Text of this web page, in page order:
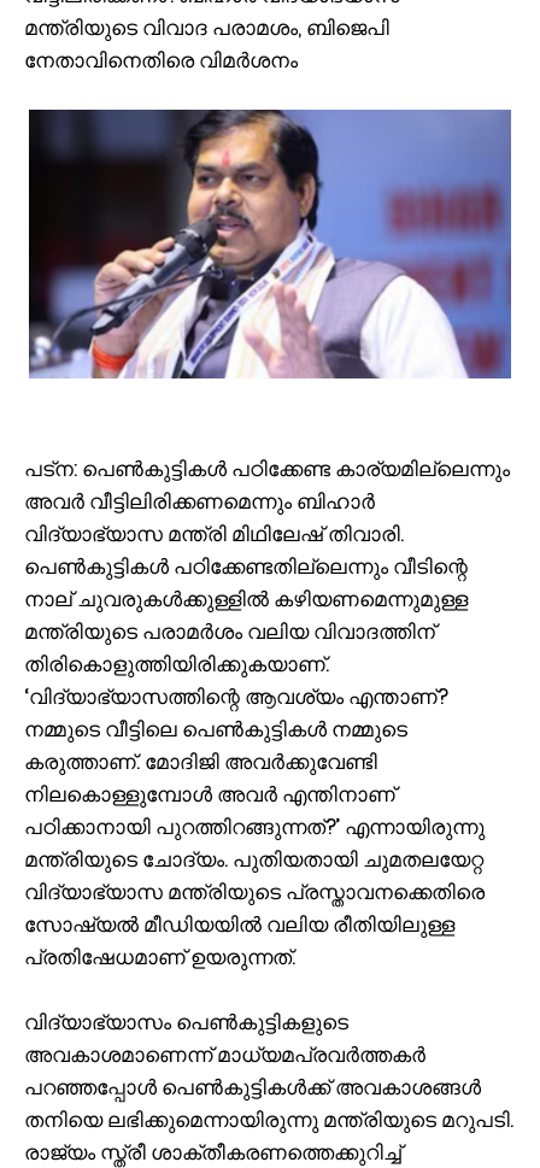
മന്ത്രിയുടെ വിവാദ പരാമ‍ശം, ബിജെപി
നേതാവിനെതിരെ വിമ‍ർശനം
പട്‌ന: പെൺകുട്ടികൾ പഠിക്കേണ്ട കാര്യമില്ലെന്നും
അവർ വീട്ടിലിരിക്കണമെന്നും ബിഹാർ
വിദ്യാഭ്യാസ മന്ത്രി മിഥിലേഷ് തിവാരി.
പെൺകുട്ടികൾ പഠിക്കേണ്ടതില്ലെന്നും വീടിന്റെ
നാല് ചുവരുകൾക്കുള്ളിൽ കഴിയണമെന്നുമുള്ള
മന്ത്രിയുടെ പരാമർശം വലിയ വിവാദത്തിന്
തിരികൊളുത്തിയിരിക്കുകയാണ്.
‘വിദ്യാഭ്യാസത്തിന്റെ ആവശ്യം എന്താണ്?
നമ്മുടെ വീട്ടിലെ പെൺകുട്ടികൾ നമ്മുടെ
കരുത്താണ്. മോദിജി അവർക്കുവേണ്ടി
നിലകൊള്ളുമ്പോൾ അവർ എന്തിനാണ്
പഠിക്കാനായി പുറത്തിറങ്ങുന്നത്?’ എന്നായിരുന്നു
മന്ത്രിയുടെ ചോദ്യം. പുതിയതായി ചുമതലയേറ്റ
വിദ്യാഭ്യാസ മന്ത്രിയുടെ പ്രസ്താവനക്കെതിരെ
സോഷ്യൽ മീഡിയയിൽ വലിയ രീതിയിലുള്ള
പ്രതിഷേധമാണ് ഉയരുന്നത്.
വിദ്യാഭ്യാസം പെൺകുട്ടികളുടെ
അവകാശമാണെന്ന് മാധ്യമപ്രവർത്തകർ
പറഞ്ഞപ്പോൾ പെൺകുട്ടികൾക്ക് അവകാശങ്ങൾ
തനിയെ ലഭിക്കുമെന്നായിരുന്നു മന്ത്രിയുടെ മറുപടി.
രാജ്യം സ്ത്രീ ശാക്തീകരണത്തെക്കുറിച്ച്